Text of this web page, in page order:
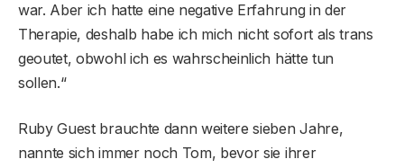
war. Aber ich hatte eine negative Erfahrung in der
Therapie, deshalb habe ich mich nicht sofort als trans
geoutet, obwohl ich es wahrscheinlich hätte tun
sollen.“
Ruby Guest brauchte dann weitere sieben Jahre,
nannte sich immer noch Tom, bevor sie ihrer